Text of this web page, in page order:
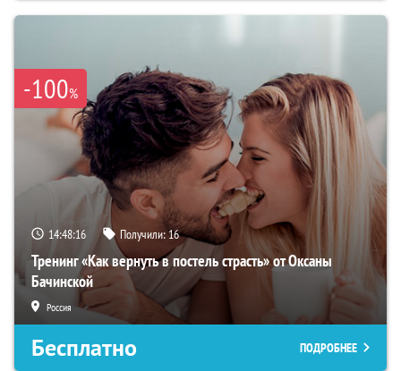
-100%
14:48:15 Получили:16
Тренинг «Как вернуть в постель страсть» от Оксаны
Бачинской
Россия
Бесплатно ПОДРОБНЕЕ